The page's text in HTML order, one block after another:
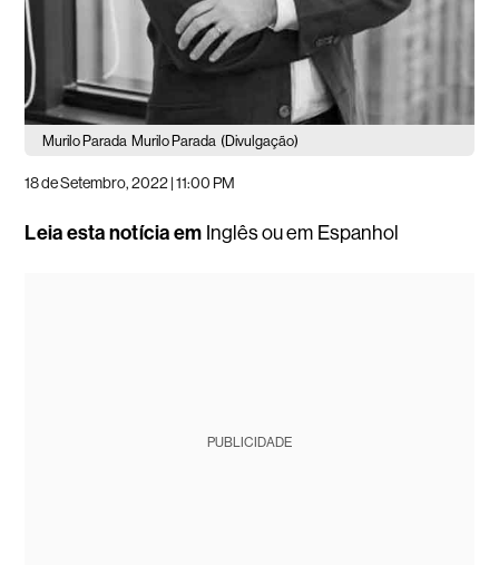
Murilo Parada Murilo Parada (Divulgação)
18 de Setembro, 2022 | 11:00 PM
Leia esta notícia em Inglêsou em Espanhol
PUBLICIDADE